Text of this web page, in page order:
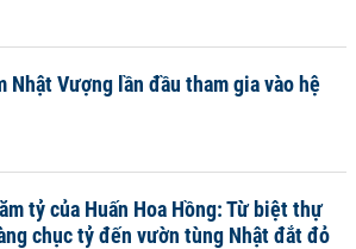
Nhật Vượng lần đầu tham gia vào hệ
tỷ của Huấn Hoa Hồng: Từ biệt thự
chục tỷ đến vườn tùng Nhật đắt đỏ